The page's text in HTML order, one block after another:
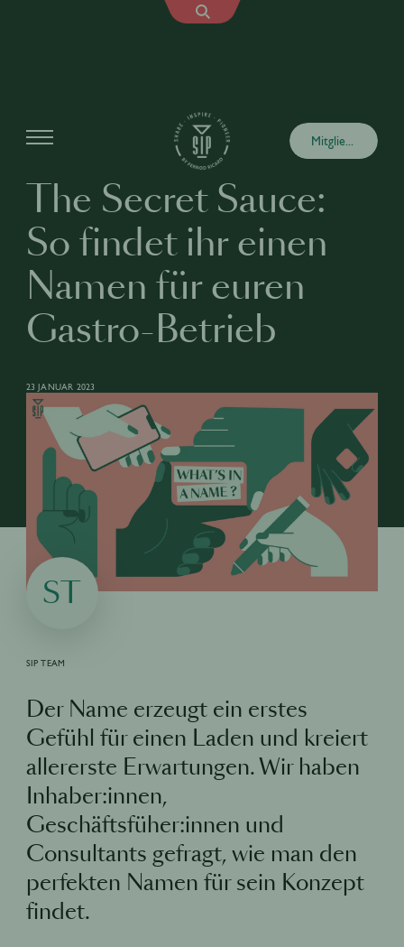
Mitglied werden
The Secret Sauce:
So findet ihr einen
Namen für euren
Gastro-Betrieb
23 JANUAR 2023
ST
SIP TEAM
Der Name erzeugt ein erstes
Gefühl für einen Laden und kreiert
allererste Erwartungen. Wir haben
Inhaber:innen,
Geschäftsfüher:innen und
Consultants gefragt, wie man den
perfekten Namen für sein Konzept
findet.